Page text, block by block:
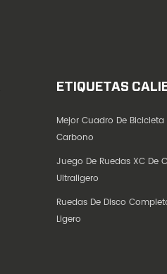
ETIQUETAS
Mejor Cuadro De Bicicleta
Carbono
Juego De Ruedas XC De
Ultraligero
Ruedas De Disco
Ligero